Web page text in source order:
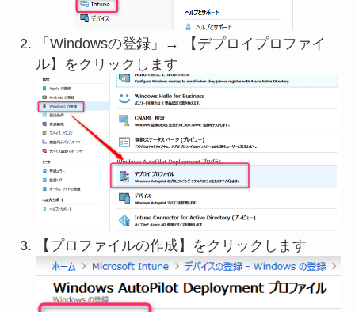
「Windowsの登録」→ 【デプロイプロファイ
ル】をクリックします
【プロファイルの作成】をクリックします